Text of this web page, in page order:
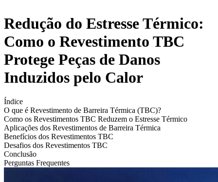
Redução do Estresse Térmico:
Como o Revestimento TBC
Protege Peças de Danos
Induzidos pelo Calor
Índice
O que é Revestimento de Barreira Térmica (TBC)?
Como os Revestimentos TBC Reduzem o Estresse Térmico
Aplicações dos Revestimentos de Barreira Térmica
Benefícios dos Revestimentos TBC
Desafios dos Revestimentos TBC
Conclusão
Perguntas Frequentes